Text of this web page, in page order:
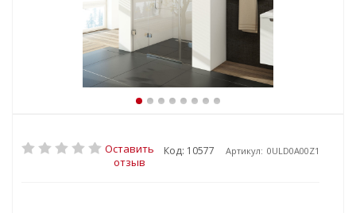
Оставить
отзыв
Код: 10577 Артикул: 0ULD0A00Z1